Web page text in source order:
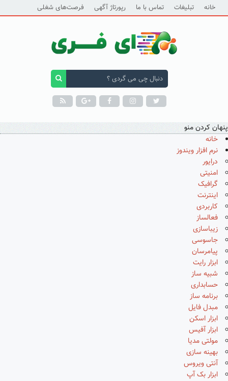
خانه تبلیغات تماس با ما رپورتاژ آگهی فرصت‌های شغلی
پنهان کردن منو
خانه
نرم افزار ویندوز
درایور
امنیتی
گرافیک
اینترنت
کاربردی
فعالساز
زیباسازی
جاسوسی
پیامرسان
ابزار رایت
شبیه ساز
حسابداری
برنامه ساز
مبدل فایل
ابزار اسکن
ابزار آفیس
مولتی مدیا
بهینه سازی
آنتی ویروس
ابزار بک آپ